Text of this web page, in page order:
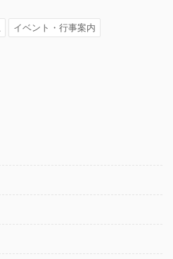
イベント・行事案内